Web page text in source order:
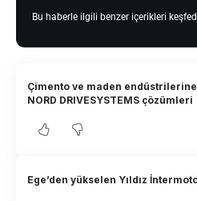
Bu haberle ilgili benzer içerikleri
Çimento ve maden
NORD DRIVESYSTEMS çözümleri
Ege’den yükselen Yıldız